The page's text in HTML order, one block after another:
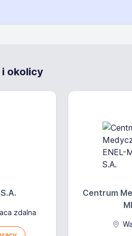
i okolicy
zdalna
Centrum